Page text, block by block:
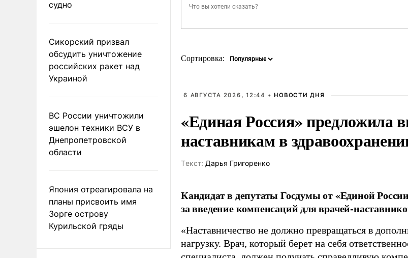
судно
Сикорский призвал
обсудить уничтожение
российских ракет над
Украиной
ВС России уничтожили
эшелон техники ВСУ в
Днепропетровской
области
Япония отреагировала на
планы присвоить имя
Зорге острову
Курильской гряды
Сортировка:
6 АВГУСТА 2026, 12:44 • НОВОСТИ ДНЯ
«Единая Россия» предложила
наставникам в
Tекст: Дарья Григоренко
Кандидат в депутаты Госдумы от «Единой
за введение компенсаций для врачей-
«Наставничество не должно превращаться в
нагрузку. Врач, который берет на себя